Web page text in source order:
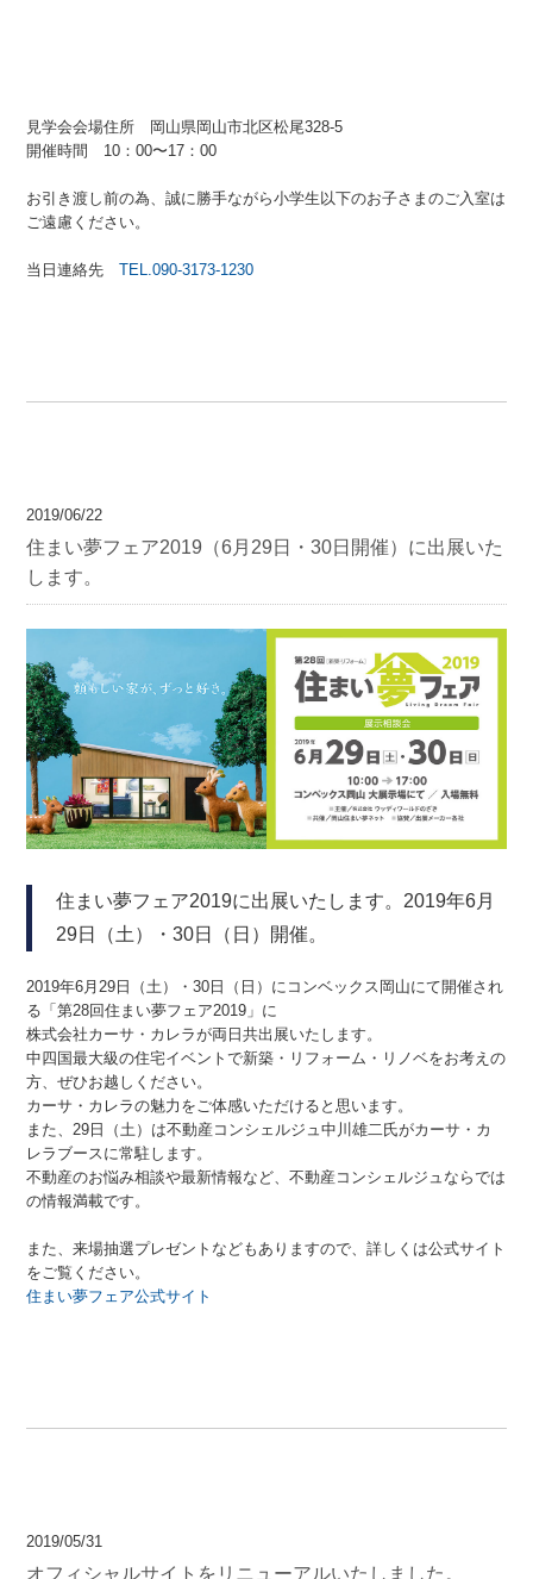
見学会会場住所 岡山県岡山市北区松尾328-5
開催時間 10：00〜17：00
お引き渡し前の為、誠に勝手ながら小学生以下のお子さまのご入室は
ご遠慮ください。
当日連絡先TEL.090-3173-1230
2019/06/22
住まい夢フェア2019（6月29日・30日開催）に出展いた
します。
住まい夢フェア2019に出展いたします。2019年6月
29日（土）・30日（日）開催。
2019年6月29日（土）・30日（日）にコンベックス岡山にて開催され
る「第28回住まい夢フェア2019」に
株式会社カーサ・カレラが両日共出展いたします。
中四国最大級の住宅イベントで新築・リフォーム・リノベをお考えの
方、ぜひお越しください。
カーサ・カレラの魅力をご体感いただけると思います。
また、29日（土）は不動産コンシェルジュ中川雄二氏がカーサ・カ
レラブースに常駐します。
不動産のお悩み相談や最新情報など、不動産コンシェルジュならでは
の情報満載です。
また、来場抽選プレゼントなどもありますので、詳しくは公式サイト
をご覧ください。
住まい夢フェア公式サイト
2019/05/31
オフィシャルサイトをリニューアルいたしました。